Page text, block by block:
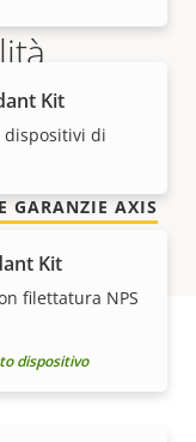
Kit
dispositivi di
Kit
filettatura NPS
dispositivo
costi.
GARANZIE AXIS